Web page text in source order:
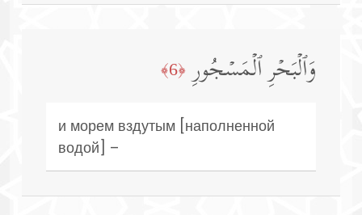
وَٱلۡبَحۡرِ ٱلۡمَسۡجُورِ ﴿6﴾
и морем вздутым [наполненной
водой] –